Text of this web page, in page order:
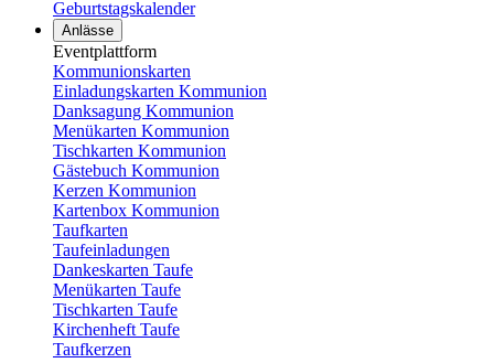
Geburtstagskalender
Anlässe
Eventplattform
Kommunionskarten
Einladungskarten Kommunion
Danksagung Kommunion
Menükarten Kommunion
Tischkarten Kommunion
Gästebuch Kommunion
Kerzen Kommunion
Kartenbox Kommunion
Taufkarten
Taufeinladungen
Dankeskarten Taufe
Menükarten Taufe
Tischkarten Taufe
Kirchenheft Taufe
Taufkerzen